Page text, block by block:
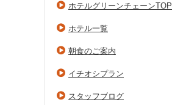
ホテルグリーンチェーンTOP
ホテル一覧
朝食のご案内
イチオシプラン
スタッフブログ